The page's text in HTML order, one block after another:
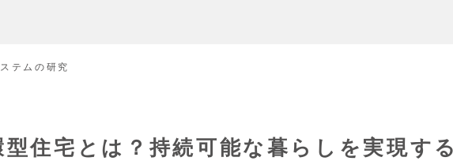
テムの研究
住宅とは？持続可能な暮らしを実現する